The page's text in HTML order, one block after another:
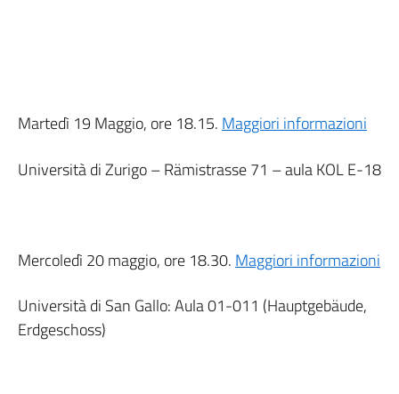
Martedì 19 Maggio, ore 18.15. Maggiori informazioni
Università di Zurigo – Rämistrasse 71 – aula KOL E-18
Mercoledì 20 maggio, ore 18.30. Maggiori informazioni
Università di San Gallo: Aula 01-011 (Hauptgebäude,
Erdgeschoss)